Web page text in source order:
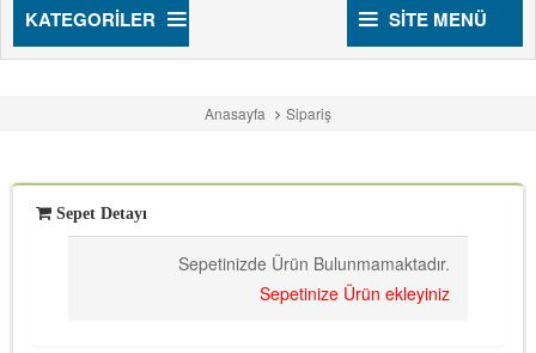
KATEGORILER SITE MENÜ
Anasayfa Sipariş
Sepet Detayı
Sepetinizde Ürün Bulunmamaktadır.
Sepetinize Ürün ekleyiniz